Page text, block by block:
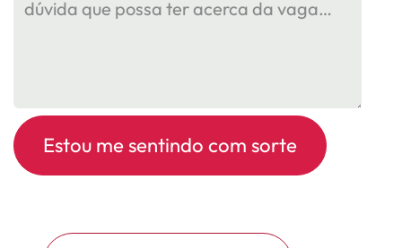
Estou me sentindo com sorte